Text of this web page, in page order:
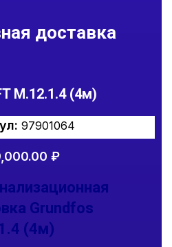
доставка
M.12.1.4 (4м)
97901064
₽
Grundfos
(4м)